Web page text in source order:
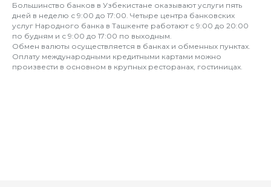
Большинство банков в Узбекистане оказывают услуги пять
дней в неделю с 9:00 до 17:00. Четыре центра банковских
услуг Народного банка в Ташкенте работают с 9:00 до 20:00
по будням и с 9:00 до 17:00 по выходным.
Обмен валюты осуществляется в банках и обменных пунктах.
Оплату международными кредитными картами можно
произвести в основном в крупных ресторанах, гостиницах.